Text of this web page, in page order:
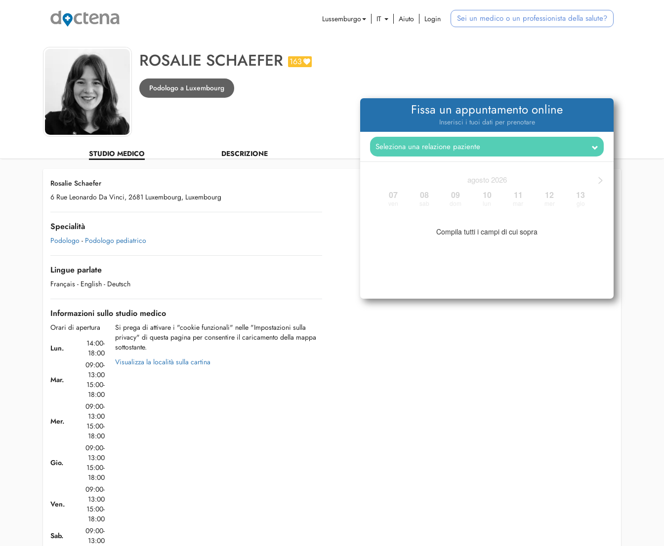
Lussemburgo IT Aiuto Login Sei un medico o un professionista della salute?
ROSALIE SCHAEFER 163
Podologo a Luxembourg
STUDIO MEDICO DESCRIZIONE
Fissa un appuntamento online
Inserisci i tuoi dati per prenotare
>
agosto 2026
07 08 09 10 11 12 13
Compila tutti i campi di cui sopra
Rosalie Schaefer
6 Rue Leonardo Da Vinci, 2681 Luxembourg, Luxembourg
Specialità
Podologo - Podologo pediatrico
Lingue parlate
Français - English - Deutsch
Informazioni sullo studio medico
Orari di apertura
Lun.
14:00-
18:00
Mar.
09:00-
13:00
15:00-
18:00
Mer.
09:00-
13:00
15:00-
18:00
Gio.
09:00-
13:00
15:00-
18:00
Ven.
09:00-
13:00
15:00-
18:00
Sab.
09:00-
13:00
Si prega di attivare i "cookie funzionali" nelle "Impostazioni sulla
privacy" di questa pagina per consentire il caricamento della mappa
sottostante.
Visualizza la località sulla cartina